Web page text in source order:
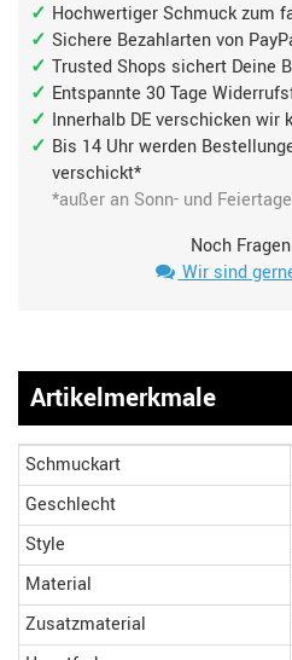
Hochwertiger Schmuck zum
Sichere Bezahlarten von
Trusted Shops sichert Deine
Entspannte 30 Tage
Innerhalb DE verschicken wir
Bis 14 Uhr werden
verschickt*
*außer an Sonn- und
Noch
Wir sind
Artikelmerkmale
Schmuckart
Geschlecht
Style
Material
Zusatzmaterial